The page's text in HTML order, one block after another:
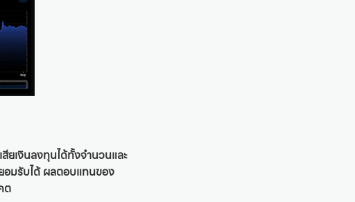
ยเงินลงทุนได้ทั้งจำนวนและ
อมรับได้ ผลตอบแทนของ
ต